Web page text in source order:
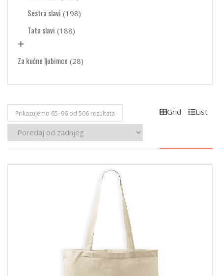
Sestra slavi (198)
Tata slavi (188)
Za kućne ljubimce (28)
Grid List
Prikazujemo 65–96 od 506 rezultata